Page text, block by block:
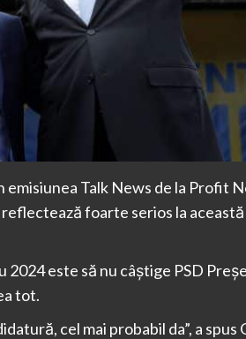
Talk News de la Profit
foarte serios la
este să nu câştige PSD
tot.
cel mai probabil da”, a spus